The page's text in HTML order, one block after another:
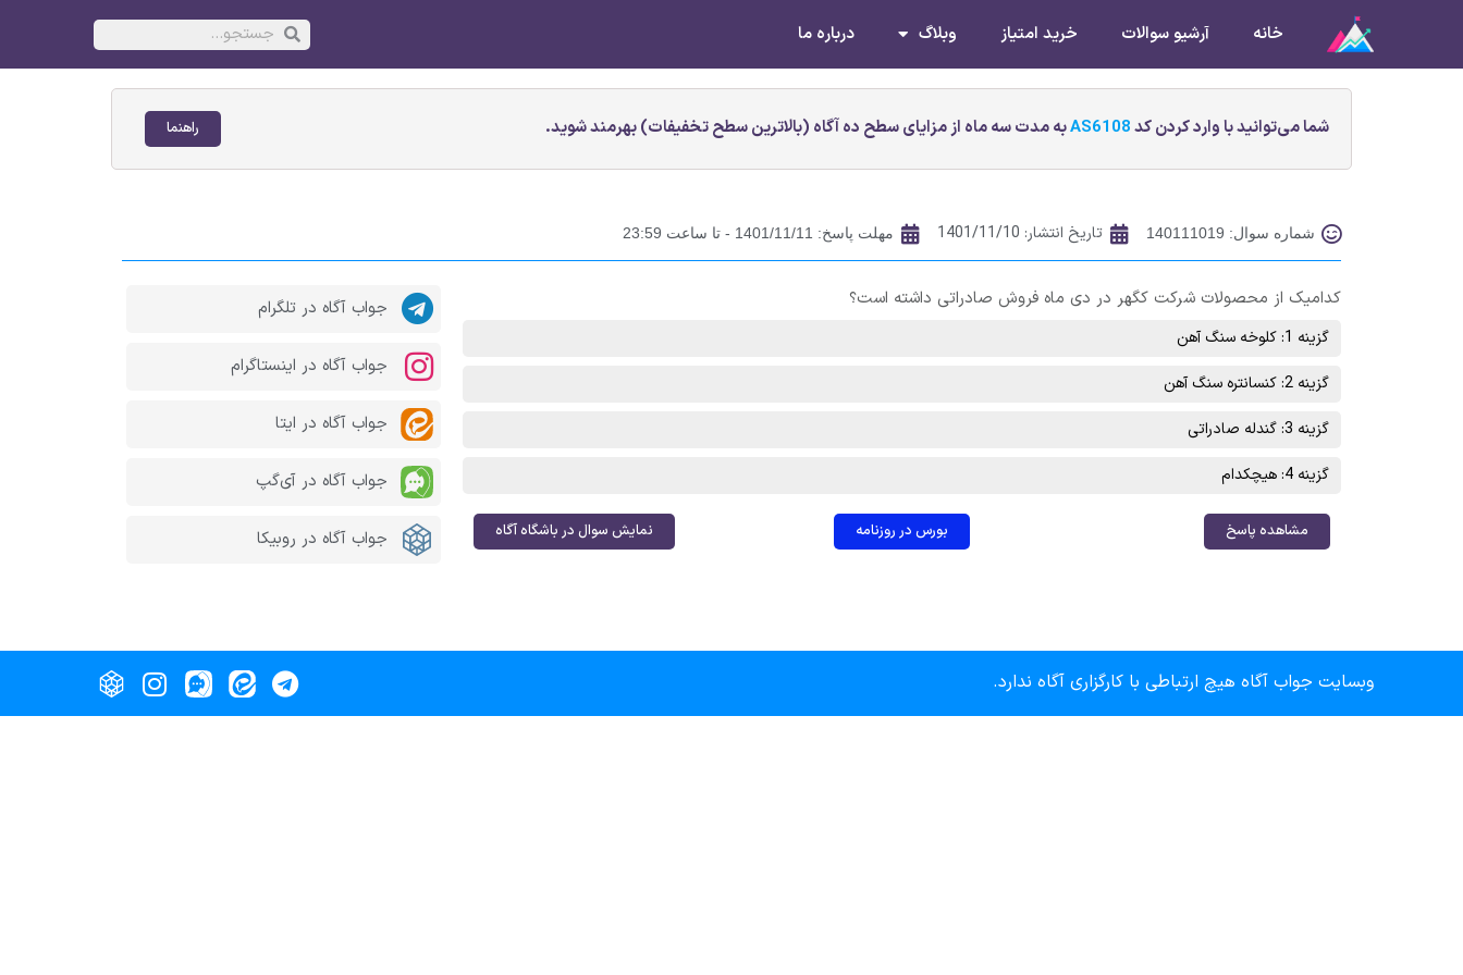
خانه آرشیو سوالات خرید امتیاز وبلاگ درباره ما
شما می‌توانید با وارد کردن کدAS6108به مدت سه ماه از مزایای سطح ده آگاه (بالاترین سطح تخفیفات) بهرمند شوید. راهنما
شماره سوال: 140111019 تاریخ انتشار: 1401/11/10 مهلت پاسخ: 1401/11/11 - تا ساعت 23:59
کدامیک از محصولات شرکت کگهر در دی ماه فروش صادراتی داشته است؟
گزینه 1: کلوخه سنگ آهن
گزینه 2: کنسانتره سنگ آهن
گزینه 3: گندله صادراتی
گزینه 4: هیچکدام
مشاهده پاسخ بورس در روزنامه نمایش سوال در باشگاه آگاه
جواب آگاه در تلگرام
جواب آگاه در اینستاگرام
جواب آگاه در ایتا
جواب آگاه در آی‌گپ
جواب آگاه در روبیکا
وبسایت جواب آگاه هیچ ارتباطی با کارگزاری آگاه ندارد.